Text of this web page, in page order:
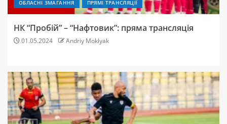
ОБЛАСНІ ЗМАГАННЯ ПРЯМІ ТРАНСЛЯЦІЇ
НК “Пробій” – “Нафтовик”: пряма трансляція
01.05.2024 Andriy Moklyak